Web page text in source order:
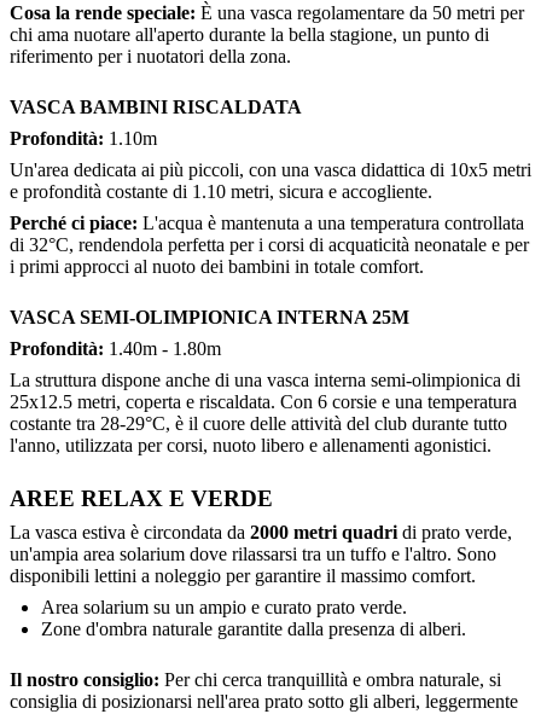
Cosa la rende speciale: È una vasca regolamentare da 50 metri per
chi ama nuotare all'aperto durante la bella stagione, un punto di
riferimento per i nuotatori della zona.
VASCA BAMBINI RISCALDATA
Profondità: 1.10m
Un'area dedicata ai più piccoli, con una vasca didattica di 10x5 metri
e profondità costante di 1.10 metri, sicura e accogliente.
Perché ci piace: L'acqua è mantenuta a una temperatura controllata
di 32°C, rendendola perfetta per i corsi di acquaticità neonatale e per
i primi approcci al nuoto dei bambini in totale comfort.
VASCA SEMI-OLIMPIONICA INTERNA 25M
Profondità: 1.40m - 1.80m
La struttura dispone anche di una vasca interna semi-olimpionica di
25x12.5 metri, coperta e riscaldata. Con 6 corsie e una temperatura
costante tra 28-29°C, è il cuore delle attività del club durante tutto
l'anno, utilizzata per corsi, nuoto libero e allenamenti agonistici.
AREE RELAX E VERDE
La vasca estiva è circondata da 2000 metri quadri di prato verde,
un'ampia area solarium dove rilassarsi tra un tuffo e l'altro. Sono
disponibili lettini a noleggio per garantire il massimo comfort.
Area solarium su un ampio e curato prato verde.
Zone d'ombra naturale garantite dalla presenza di alberi.
Il nostro consiglio: Per chi cerca tranquillità e ombra naturale, si
consiglia di posizionarsi nell'area prato sotto gli alberi, leggermente